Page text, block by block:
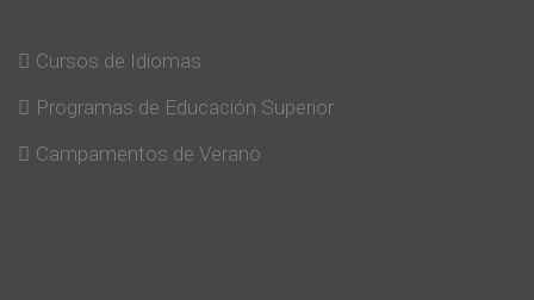
Cursos de Idiomas
Programas de Educación Superior
Campamentos de Verano